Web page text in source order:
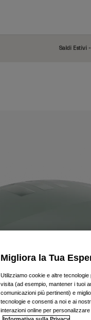
Saldi Estivi
Migliora la Tua
Utilizziamo cookie e altre
visita (ad esempio, mantener i tuoi
comunicazioni più pertinenti) e
tecnologie e consenti a noi e ai
interazioni online per